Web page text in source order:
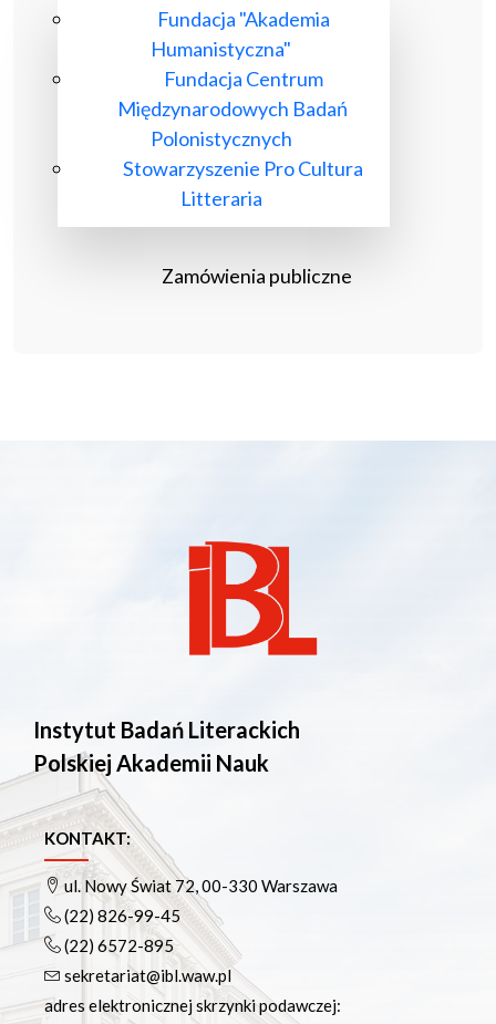
Fundacja "Akademia
Humanistyczna"
Fundacja Centrum
Międzynarodowych Badań
Polonistycznych
Stowarzyszenie Pro Cultura
Litteraria
Zamówienia publiczne
Instytut Badań Literackich
Polskiej Akademii Nauk
KONTAKT:
ul. Nowy Świat 72, 00-330 Warszawa
(22) 826-99-45
(22) 6572-895
sekretariat@ibl.waw.pl
adres elektronicznej skrzynki podawczej: